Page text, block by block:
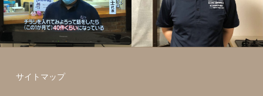
サイトマップ